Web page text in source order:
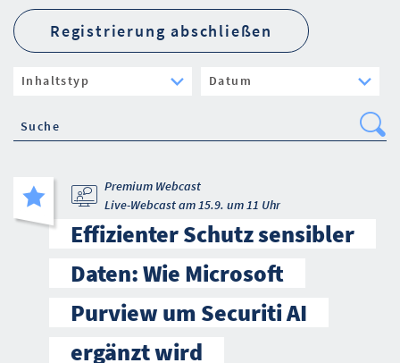
Registrierung abschließen
Premium Webcast
Live-Webcast am 15.9. um 11 Uhr
Effizienter Schutz sensibler
Daten: Wie Microsoft
Purview um Securiti AI
ergänzt wird